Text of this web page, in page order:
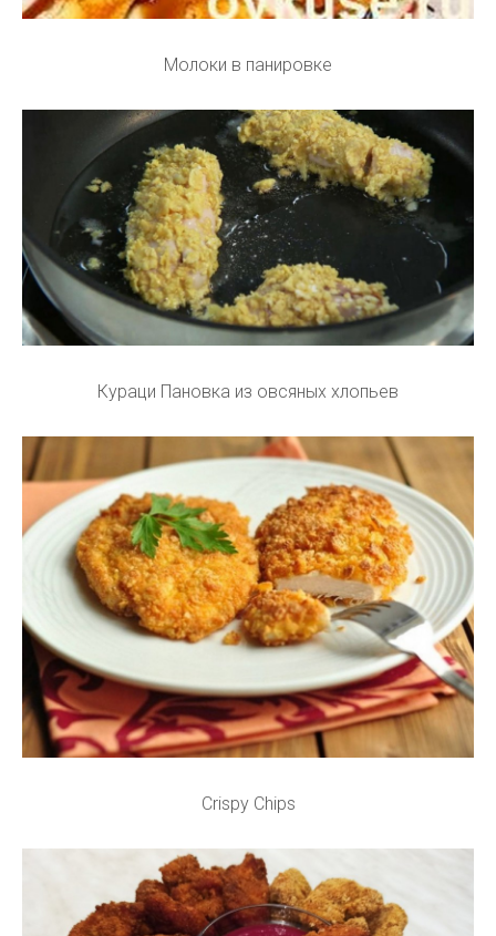
Молоки в панировке
Кураци Пановка из овсяных хлопьев
Crispy Chips